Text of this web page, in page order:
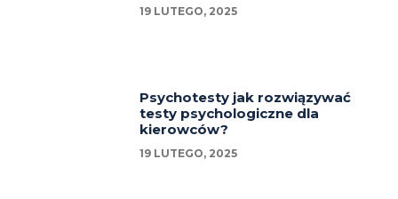
19 LUTEGO, 2025
Psychotesty jak rozwiązywać
testy psychologiczne dla
kierowców?
19 LUTEGO, 2025